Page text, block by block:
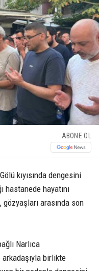
ABONE OL
kıyısında dengesini
hastanede hayatını
gözyaşları arasında son
Narlıca
birlikte